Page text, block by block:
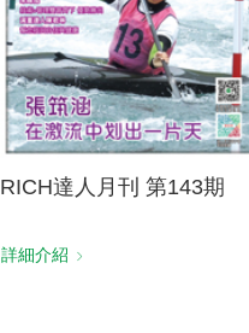
RICH達人月刊 第143期
詳細介紹